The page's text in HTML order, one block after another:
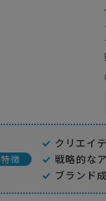
特徴
クリエイ
戦略的な
ブランド